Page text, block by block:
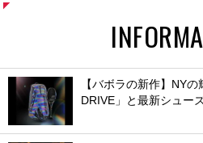
【バボラの新作】NY
DRIVE」と最新シュー